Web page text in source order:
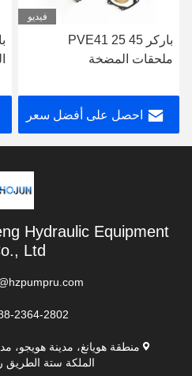
فيديو
باركر PVE41 25 45
ملحقات المضخة
احصل على أفضل سعر
Hydraulic Equipment
Ltd.
2364-2802
منطقة هويانغ، مدينة هويجو،
الملكة ستة الطريق رقم 142